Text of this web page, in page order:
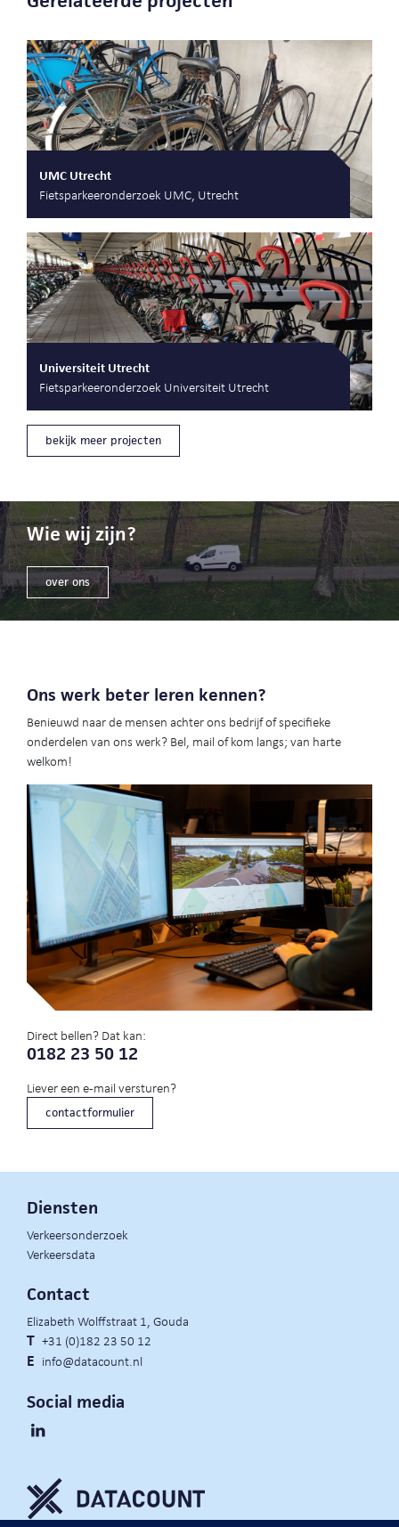
UMC Utrecht
Fietsparkeeronderzoek UMC, Utrecht
Universiteit Utrecht
Fietsparkeeronderzoek Universiteit Utrecht
bekijk meer projecten
Wie wij zijn?
over ons
Ons werk beter leren kennen?
Benieuwd naar de mensen achter ons bedrijf of specifieke
onderdelen van ons werk? Bel, mail of kom langs; van harte
welkom!
Direct bellen? Dat kan:
0182 23 50 12
Liever een e-mail versturen?
contactformulier
Diensten
Verkeersonderzoek
Verkeersdata
Contact
Elizabeth Wolffstraat 1, Gouda
T +31 (0)182 23 50 12
E info@datacount.nl
Social media